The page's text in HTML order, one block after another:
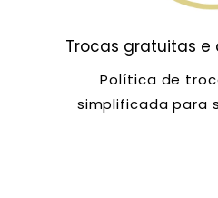
Trocas gratuitas
Política de
simplificada para